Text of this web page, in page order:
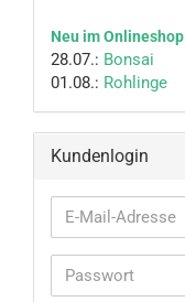
Neu im
28.07.: Bonsai
01.08.: Rohlinge
Kundenlogin
E-
Mail-
Passwort